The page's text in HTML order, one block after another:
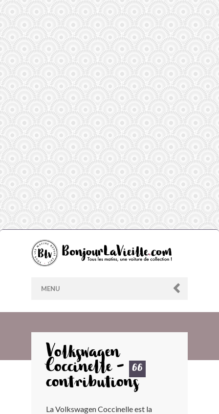
MENU
ARCHIVES
LES CONTRIBUTEURS
Volkswagen
Coccinelle -
66
contributions
La Volkswagen Coccinelle est la